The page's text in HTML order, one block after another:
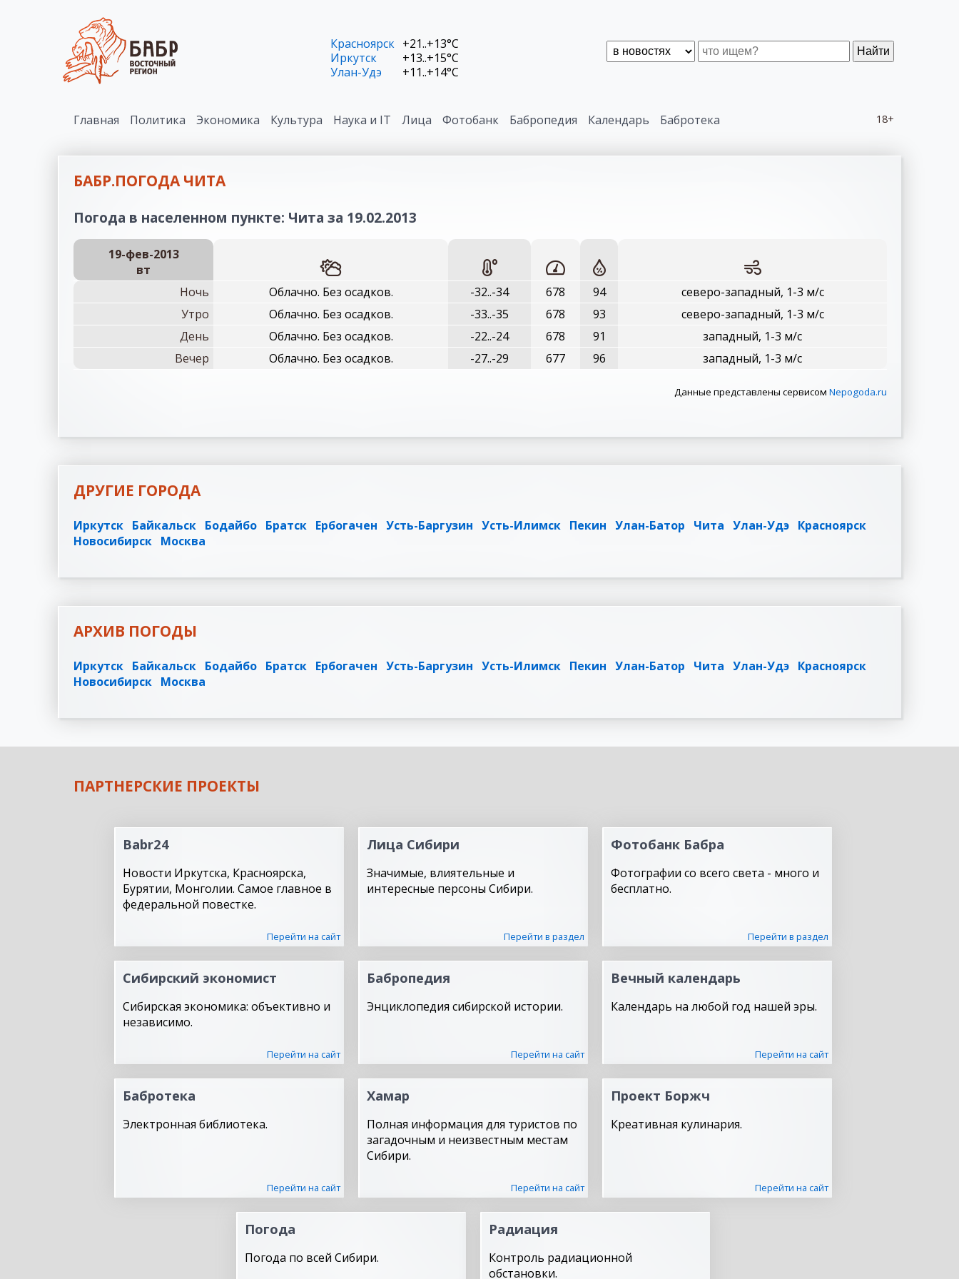
Найти
Красноярск +21..+13°C
Иркутск
+13..+15°C
Улан-Удэ
+11..+14°C
18+
Главная Политика Экономика Культура Наука и IT Лица Фотобанк Бабропедия Календарь Бабротека
БАБР.ПОГОДА ЧИТА
Погода в населенном пункте: Чита за 19.02.2013
19-фев-2013
вт
Ночь
Облачно. Без осадков. -32..-34 678 94
северо-западный, 1-3 м/с
Утро
Облачно. Без осадков. -33..-35 678 93
северо-западный, 1-3 м/с
День
Облачно. Без осадков. -22..-24 678 91
западный, 1-3 м/с
Вечер
Облачно. Без осадков. -27..-29 677 96 западный, 1-3 м/с
Данные представлены сервисом Nepogoda.ru
ДРУГИЕ ГОРОДА
Иркутск Байкальск Бодайбо Братск Ербогачен Усть-Баргузин Усть-Илимск Пекин Улан-Батор Чита Улан-Удэ Красноярск
Новосибирск Москва
АРХИВ ПОГОДЫ
Иркутск Байкальск Бодайбо Братск Ербогачен Усть-Баргузин Усть-Илимск Пекин Улан-Батор Чита Улан-Удэ Красноярск
Новосибирск Москва
ПАРТНЕРСКИЕ ПРОЕКТЫ
Babr24
Новости Иркутска, Красноярска,
Бурятии, Монголии. Самое главное в
федеральной повестке.
Перейти на сайт
Лица Сибири
Значимые, влиятельные и
интересные персоны Сибири.
Перейти в раздел
Фотобанк Бабра
Фотографии со всего света - много и
бесплатно.
Перейти в раздел
Сибирский экономист
Сибирская экономика: объективно и
независимо.
Перейти на сайт
Бабропедия
Энциклопедия сибирской истории.
Перейти на сайт
Вечный календарь
Календарь на любой год нашей эры.
Перейти на сайт
Бабротека
Электронная библиотека.
Перейти на сайт
Хамар
Полная информация для туристов по
загадочным и неизвестным местам
Сибири.
Перейти на сайт
Проект Боржч
Креативная кулинария.
Перейти на сайт
Погода
Погода по всей Сибири.
Радиация
Контроль радиационной
обстановки.